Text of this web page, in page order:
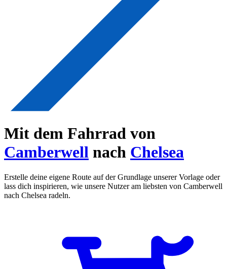
Mit dem Fahrrad von
Camberwell nach Chelsea
Erstelle deine eigene Route auf der Grundlage unserer Vorlage oder
lass dich inspirieren, wie unsere Nutzer am liebsten von Camberwell
nach Chelsea radeln.